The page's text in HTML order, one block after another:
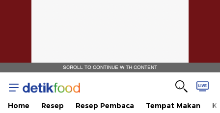
SCROLL TO CONTINUE WITH CONTENT
Home Resep Resep Pembaca Tempat Makan